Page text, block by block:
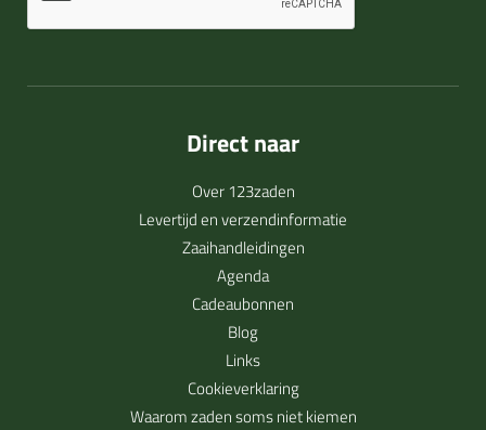
Direct naar
Over 123zaden
Levertijd en verzendinformatie
Zaaihandleidingen
Agenda
Cadeaubonnen
Blog
Links
Cookieverklaring
Waarom zaden soms niet kiemen